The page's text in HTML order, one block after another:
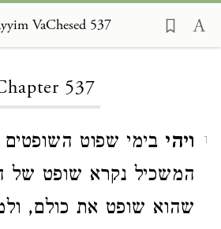
VaChesed 537
537
1 ויהי בימי שפוט
המשכיל נקרא שופט של
שהוא שופט את כולם,